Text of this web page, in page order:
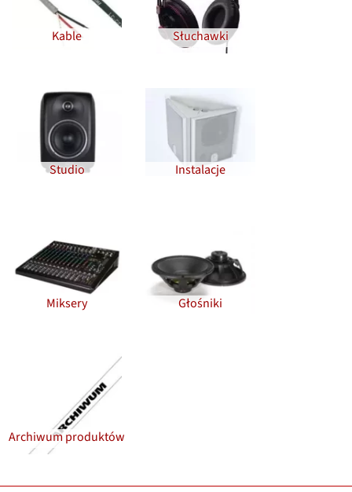
Kable Słuchawki
Studio Instalacje
Miksery Głośniki
Archiwum produktów